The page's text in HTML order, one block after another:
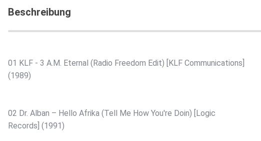
Beschreibung
01 KLF - 3 A.M. Eternal (Radio Freedom Edit) [KLF Communications]
(1989)
02 Dr. Alban – Hello Afrika (Tell Me How You're Doin) [Logic
Records] (1991)